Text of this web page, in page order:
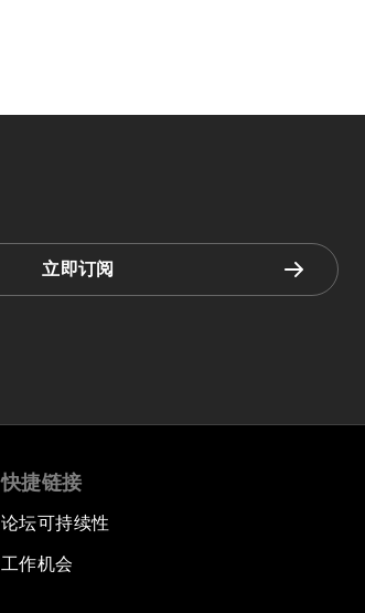
立即订阅
快捷链接
论坛可持续性
工作机会